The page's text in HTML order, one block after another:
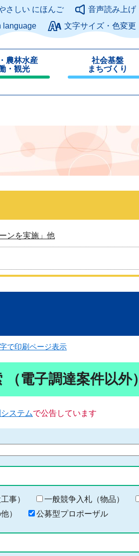
このページの本文へ
さしい にほんご
音声読み上げ
language
文字サイズ・色変更
農林水産
・観光
社会基盤
まちづくり
じ
ンを実施」他
で印刷ページ表示
電子調達案件以外）
ステムで公告しています
事） 一般競争入札（物品）
）
公募型プロポーザル